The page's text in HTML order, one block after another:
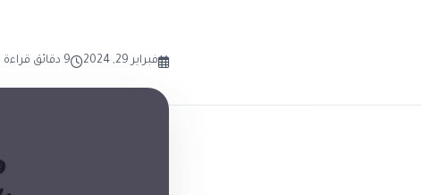
فبراير 29, 2024 9 دقائق قراءة